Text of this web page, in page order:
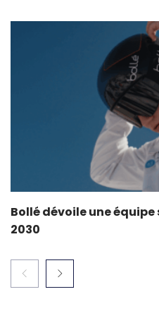
Bollé dévoile une
2030